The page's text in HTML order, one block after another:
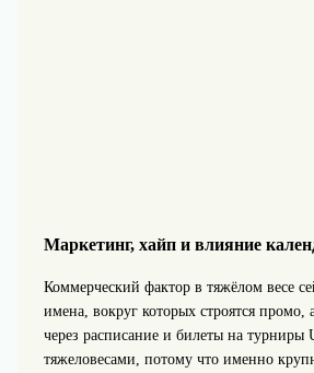
Маркетинг, хайп и влияние
Коммерческий фактор в тяжёлом весе
имена, вокруг которых строятся промо,
через расписание и билеты на турниры
тяжеловесами, потому что именно